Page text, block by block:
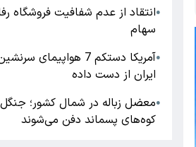
●انتقاد از عدم شفافیت فروشگاه
سهام
●
آمریکا دستکم 7
ایران از دست داده
●معضل زباله در شمال کشور؛
کوه‌های پسماند دفن می‌شوند